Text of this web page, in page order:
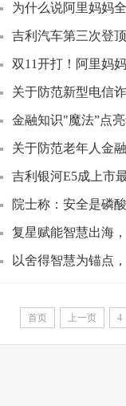
为什么说阿里妈妈
吉利汽车第三次登
双11开打！阿里妈
关于防范新型电信
金融知识"魔法”点
关于防范老年人金
吉利银河E5成上市
院士称：安全是磷
复星赋能智慧出海
以舍得智慧为锚点
首页 上一页 4